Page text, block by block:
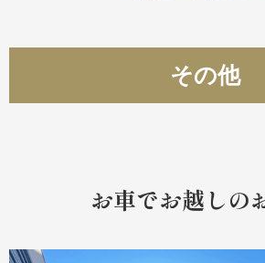
その他
お車でお越しの